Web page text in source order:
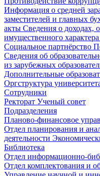
Информация о средней
заместителей и главных
акты Сведения о доходах,
имущественного
Социальное партнёрство
Сведения об
из зарубежных
Дополнительные
Оргструктура
Сотрудники
Ректорат Ученый совет
Подразделения
Планово-финансовое
Отдел планирования и
деятельности
Библиотека
Отдел информационно-
Отдел комплектования и